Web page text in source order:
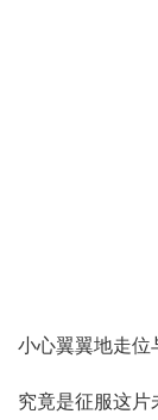
小心翼翼地走位
究竟是征服这